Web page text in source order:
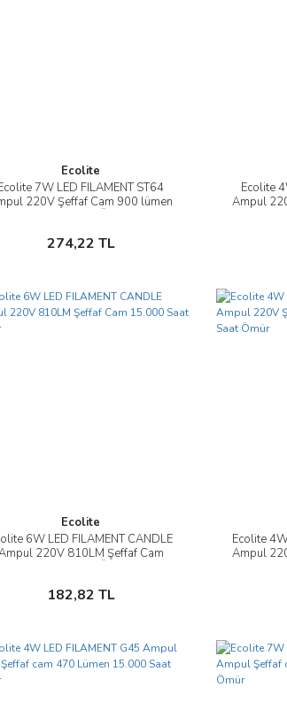
Ecolite
7W LED FILAMENT ST64
220V Şeffaf Cam 900 lümen
274,22 TL
İncele
Sepete Ekle
Ecolite
Ampul
Ecolite
6W LED FILAMENT CANDLE
220V 810LM Şeffaf Cam
182,82 TL
İncele
Sepete Ekle
Ecolite
Ampul